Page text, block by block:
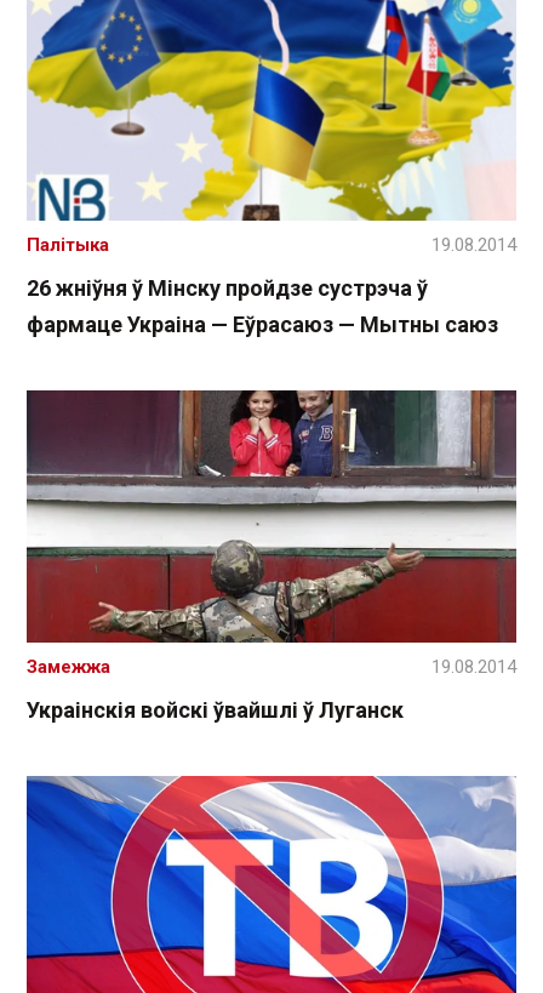
26 жніўня ў Мінску пройдзе сустрэча ў
фармаце Украіна — Еўрасаюз — Мытны саюз
Палітыка 19.08.2014
Украінскія войскі ўвайшлі ў Луганск
Замежжа 19.08.2014